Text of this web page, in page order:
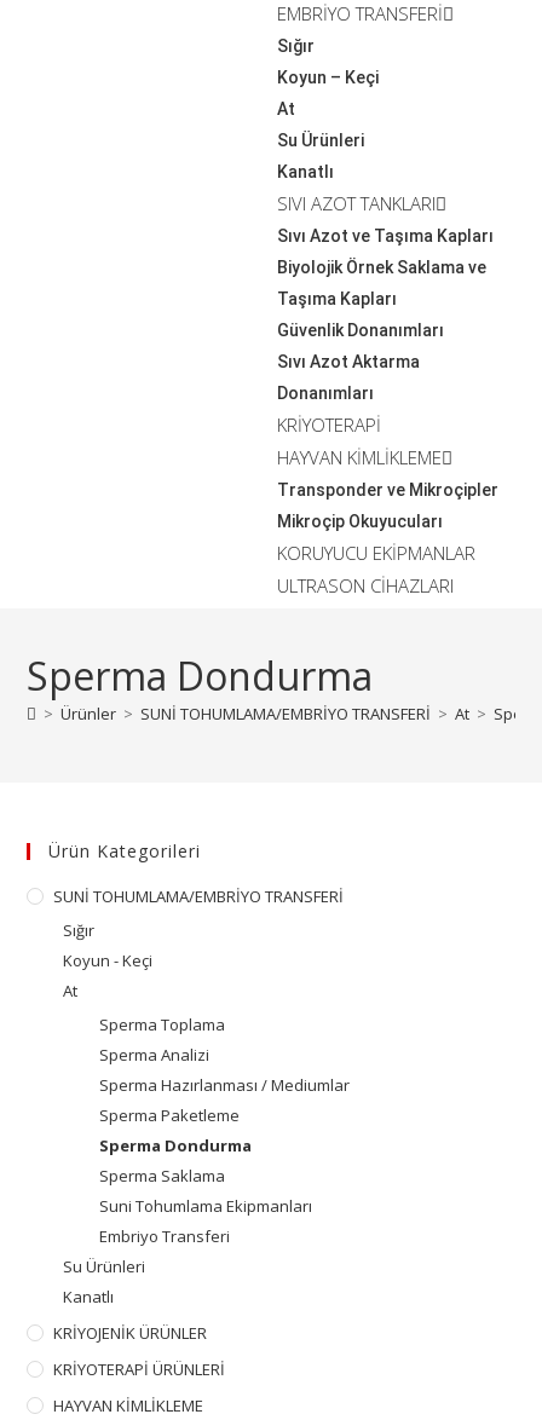
EMBRİYO TRANSFERİ
Sığır
Koyun – Keçi
At
Su Ürünleri
Kanatlı
SIVI AZOT TANKLARI
Sıvı Azot ve Taşıma Kapları
Biyolojik Örnek Saklama ve
Taşıma Kapları
Güvenlik Donanımları
Sıvı Azot Aktarma
Donanımları
KRİYOTERAPİ
HAYVAN KİMLİKLEME
Transponder ve Mikroçipler
Mikroçip Okuyucuları
KORUYUCU EKİPMANLAR
ULTRASON CİHAZLARI
Sperma Dondurma
> Ürünler > SUNİ TOHUMLAMA/EMBRİYO TRANSFERİ > At >
Ürün Kategorileri
SUNİ TOHUMLAMA/EMBRİYO TRANSFERİ
Sığır
Koyun - Keçi
At
Sperma Toplama
Sperma Analizi
Sperma Hazırlanması / Mediumlar
Sperma Paketleme
Sperma Dondurma
Sperma Saklama
Suni Tohumlama Ekipmanları
Embriyo Transferi
Su Ürünleri
Kanatlı
KRİYOJENİK ÜRÜNLER
KRİYOTERAPİ ÜRÜNLERİ
HAYVAN KİMLİKLEME